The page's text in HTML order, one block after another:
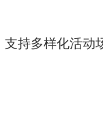
持多样化活动